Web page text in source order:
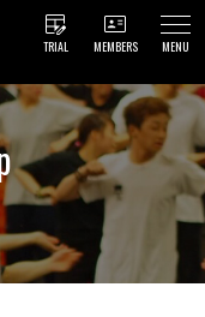
TRIAL MEMBERS MENU